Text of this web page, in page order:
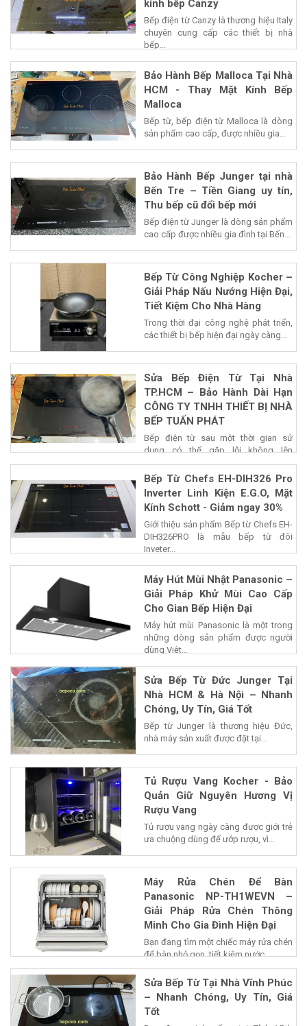
kính bếp Canzy
Bếp điện từ Canzy là thương hiệu Italy
chuyên cung cấp các thiết bị nhà
bếp...
Bảo Hành Bếp Malloca Tại Nhà
HCM - Thay Mặt Kính Bếp
Malloca
Bếp từ, bếp điện từ Malloca là dòng
sản phẩm cao cấp, được nhiều gia...
Bảo Hành Bếp Junger tại nhà
Bến Tre – Tiền Giang uy tín,
Thu bếp cũ đổi bếp mới
Bếp điện từ Junger là dòng sản phẩm
cao cấp được nhiều gia đình tại Bến...
Bếp Từ Công Nghiệp Kocher –
Giải Pháp Nấu Nướng Hiện Đại,
Tiết Kiệm Cho Nhà Hàng
Trong thời đại công nghệ phát triển,
các thiết bị bếp hiện đại ngày càng...
Sửa Bếp Điện Từ Tại Nhà
TP.HCM – Bảo Hành Dài Hạn
CÔNG TY TNHH THIẾT BỊ NHÀ
BẾP TUẤN PHÁT
Bếp điện từ sau một thời gian sử
dụng có thể gặp lỗi không lên
nguồn,...
Bếp Từ Chefs EH-DIH326 Pro
Inverter Linh Kiện E.G.O, Mặt
Kính Schott - Giảm ngay 30%
Giới thiệu sản phẩm Bếp từ Chefs EH-
DIH326PRO là mẫu bếp từ đôi
Inveter...
Máy Hút Mùi Nhật Panasonic –
Giải Pháp Khử Mùi Cao Cấp
Cho Gian Bếp Hiện Đại
Máy hút mùi Panasonic là một trong
những dòng sản phẩm được người
dùng Việt...
Sửa Bếp Từ Đức Junger Tại
Nhà HCM & Hà Nội – Nhanh
Chóng, Uy Tín, Giá Tốt
Bếp từ Junger là thương hiệu Đức,
nhà máy sản xuất được đặt tại...
Tủ Rượu Vang Kocher - Bảo
Quản Giữ Nguyên Hương Vị
Rượu Vang
Tủ rượu vang ngày càng được giới trẻ
ưa chuộng dùng để ướp rượu, vì...
Máy Rửa Chén Để Bàn
Panasonic NP-TH1WEVN –
Giải Pháp Rửa Chén Thông
Minh Cho Gia Đình Hiện Đại
Bạn đang tìm một chiếc máy rửa chén
để bàn nhỏ gọn, tiết kiệm nước...
Sửa Bếp Từ Tại Nhà Vĩnh Phúc
– Nhanh Chóng, Uy Tín, Giá
Tốt